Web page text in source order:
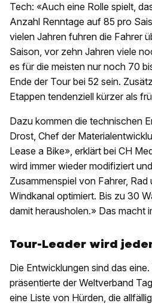
Tech: «Auch eine Rolle spielt,
Anzahl Renntage auf 85 pro
vielen Jahren fuhren die Fahrer
Saison, vor zehn Jahren viele
es für die meisten nur noch 70
Ende der Tour bei 52 sein.
Etappen tendenziell kürzer als
Dazu kommen die technischen
Drost, Chef der
Lease a Bike», erklärt bei CH
wird immer wieder modifiziert
Zusammenspiel von Fahrer, Rad
Windkanal optimiert. Bis zu 30
damit herausholen.» Das macht
Tour-Leader wird
Die Entwicklungen sind das
präsentierte der Weltverband
eine Liste von Hürden, die